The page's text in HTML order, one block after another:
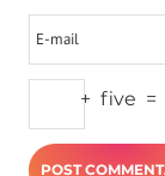
+ five =